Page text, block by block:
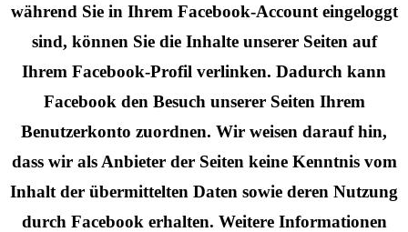
während Sie in Ihrem Facebook-Account eingeloggt
sind, können Sie die Inhalte unserer Seiten auf
Ihrem Facebook-Profil verlinken. Dadurch kann
Facebook den Besuch unserer Seiten Ihrem
Benutzerkonto zuordnen. Wir weisen darauf hin,
dass wir als Anbieter der Seiten keine Kenntnis vom
Inhalt der übermittelten Daten sowie deren Nutzung
durch Facebook erhalten. Weitere Informationen